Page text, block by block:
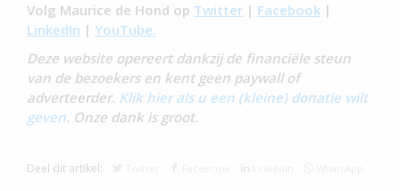
Volg Maurice de Hond op Twitter | Facebook |
LinkedIn | YouTube.
Deze website opereert dankzij de financiële steun
van de bezoekers en kent geen paywall of
adverteerder. Klik hier als u een (kleine) donatie wilt
geven. Onze dank is groot.
Deel dit artikel: